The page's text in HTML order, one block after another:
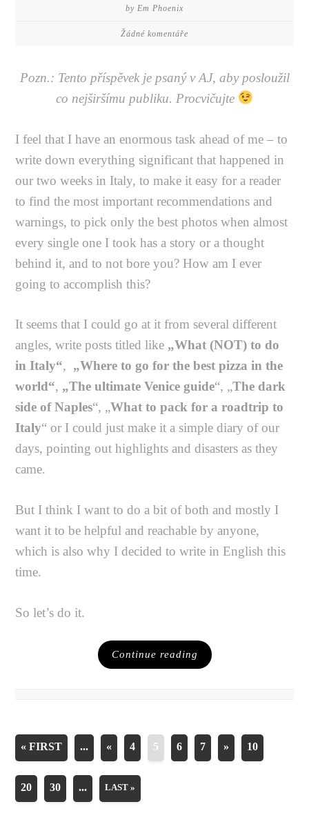
by Em Phoenix
Žádné komentáře
Pozn.: Tento příspěvek je psaný v AJ, aby posloužil
co nejširšímu publiku. Procvičujte
I feel that I have an enormous task ahead of me – to
write down everything significant that happened in
our two weeks in Italy, to make it easy for a reader
to find the most important recommendations and
warnings, to pick only the best photos when almost
every single one I took has a story or a thought
behind it, and to not bore you? How am I ever
going to accomplish this?
It seems that I could go at it from several different
angles, write posts titled like „What (NOT) to do
in Italy“, „Where to go for the best pizza in the
world“, „The ultimate Venice guide“, „The dark
side of Naples“, „What to pack for a roadtrip to
Italy“ or I could just make it a simple diary of our
days, pointing out highlights and disasters as they
came.
But I think I want to do a bit of both and mostly I
want it to be helpful and reachable by anyone,
which is also why I decided to write in English this
time.
So let’s do it.
Continue reading
« FIRST ... « 4 5 6 7 » 10
20 30 ... LAST »